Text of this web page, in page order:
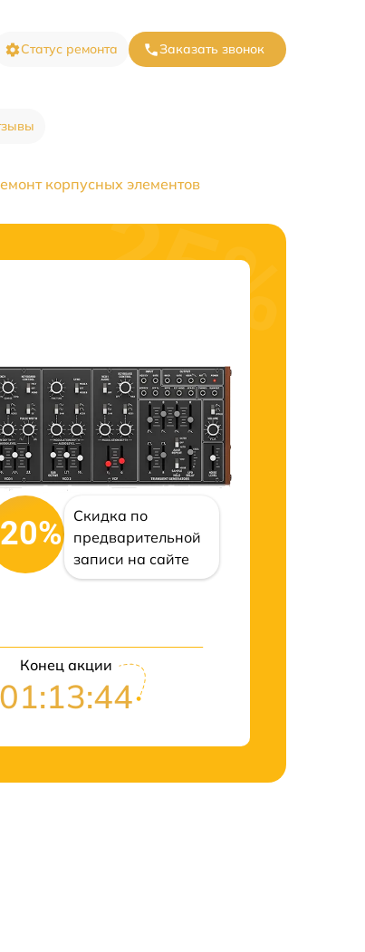
Статус ремонта Заказать звонок
корпусных элементов
Скидка по
предварительной
записи на сайте
Конец акции
01:13:43